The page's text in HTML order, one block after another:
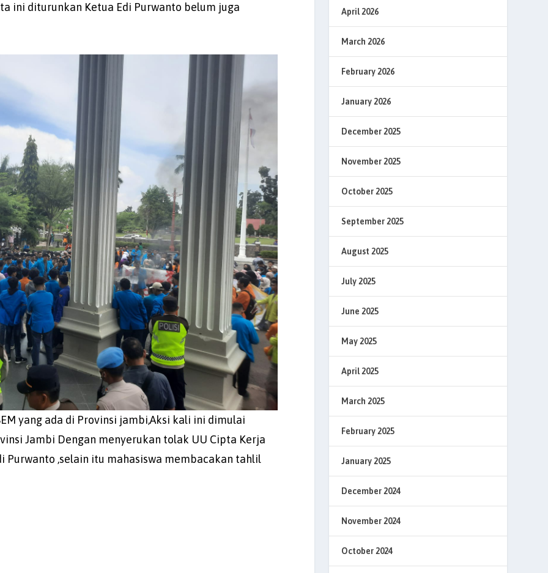
ini diturunkan Ketua Edi Purwanto belum juga
yang ada di Provinsi jambi,Aksi kali ini dimulai
Jambi Dengan menyerukan tolak UU Cipta Kerja
Purwanto ,selain itu mahasiswa membacakan tahlil
April 2026
March 2026
February 2026
January 2026
December 2025
November 2025
October 2025
September 2025
August 2025
July 2025
June 2025
May 2025
April 2025
March 2025
February 2025
January 2025
December 2024
November 2024
October 2024